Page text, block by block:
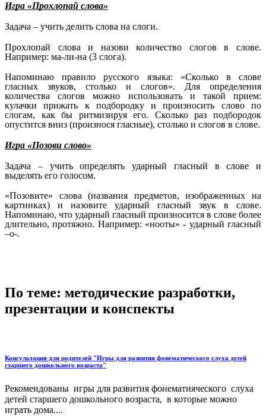
Игра «Прохлопай слова»
Задача – учить делить слова на слоги.
Прохлопай слова и назови количество слогов в слове.
Например: ма-ли-на (3 слога).
Напоминаю правило русского языка: «Сколько в слове
гласных звуков, столько и слогов». Для определения
количества слогов можно использовать и такой прием:
кулачки прижать к подбородку и произносить слово по
слогам, как бы ритмизируя его. Сколько раз подбородок
опустится вниз (произнося гласные), столько и слогов в слове.
Игра «Позови слово»
Задача – учить определять ударный гласный в слове и
выделять его голосом.
«Позовите» слова (названия предметов, изображенных на
картинках) и назовите ударный гласный звук в слове.
Напоминаю, что ударный гласный произносится в слове более
длительно, протяжно. Например: «нооты» - ударный гласный
–о-.
По теме: методические разработки,
презентации и конспекты
Консультация для родителей "Игры для развития фонематического слуха детей
старшего дошкольного возраста"
Рекомендованы игры для развития фонематияческого слуха
детей старшего дошкольного возраста, в которые можно
играть дома....